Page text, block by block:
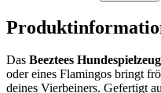
Das Beeztees Hundespielzeug
oder eines Flamingos bringt
deines Vierbeiners. Gefertigt